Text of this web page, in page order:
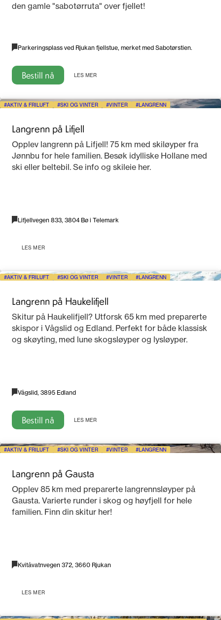
den gamle "sabotørruta" over fjellet!
Parkeringsplass ved Rjukan fjellstue, merket med Sabotørstien.
Bestill nå LES MER
AKTIV & FRILUFT SKI OG VINTER VINTER LANGRENN
Langrenn på Lifjell
Opplev langrenn på Lifjell! 75 km med skiløyper fra
Jønnbu for hele familien. Besøk idylliske Hollane med
ski eller beltebil. Se info og skileie her.
Lifjellvegen 833, 3804 Bø i Telemark
LES MER
AKTIV & FRILUFT SKI OG VINTER VINTER LANGRENN
Langrenn på Haukelifjell
Skitur på Haukelifjell? Utforsk 65 km med preparerte
skispor i Vågslid og Edland. Perfekt for både klassisk
og skøyting, med lune skogsløyper og lysløyper.
Vågslid, 3895 Edland
Bestill nå LES MER
AKTIV & FRILUFT SKI OG VINTER VINTER LANGRENN
Langrenn på Gausta
Opplev 85 km med preparerte langrennsløyper på
Gausta. Varierte runder i skog og høyfjell for hele
familien. Finn din skitur her!
Kvitåvatnvegen 372, 3660 Rjukan
LES MER